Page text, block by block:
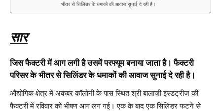
भीतर से सिलिंडर के धमाकों की आवाज सुनाई दे रही है।
सार
जिस फैक्टरी में आग लगी है उसमें परफ्यूम बनाया जाता है। फैक्टरी
परिसर के भीतर से सिलिंडर के धमाकों की आवाज सुनाई दे रही है।
औद्योगिक क्षेत्र में अकबर कॉलोनी के पास स्थित श्री बालाजी इंस्डट्रीज की
फैक्टरी में रविवार को भीषण आग लग गई। एक के बाद एक सिलिंडर फटने से